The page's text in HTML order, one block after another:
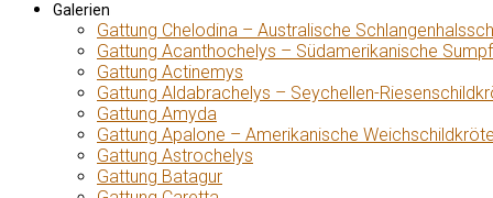
Galerien
Gattung Chelodina – Australische
Gattung Acanthochelys – Südamerikanische
Gattung Actinemys
Gattung Aldabrachelys – Seychellen-
Gattung Amyda
Gattung Apalone – Amerikanische
Gattung Astrochelys
Gattung Batagur